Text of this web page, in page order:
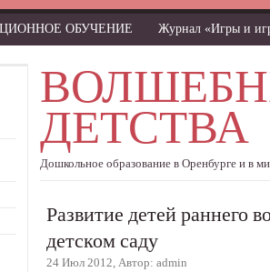
ОБУЧЕНИЕ Журнал «Игры и
ДЕТСТВА
Дошкольное образование в Оренбурге и в
Развитие детей раннего
детском саду
24 Июл 2012, Автор: admin